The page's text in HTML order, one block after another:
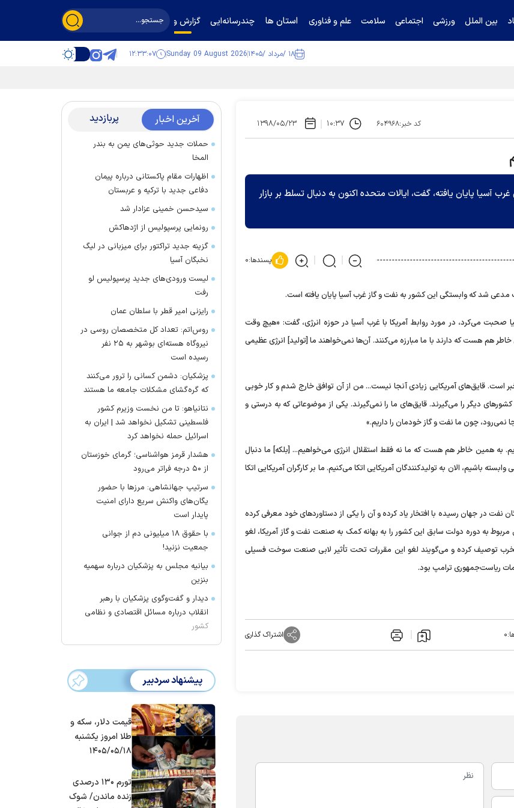
بین الملل ورزشی اجتماعی سلامت علم و فناوری استان ها چندرسانه‌ایی گزارش و گفت‌وگو
۱۸ /مرداد /۱۴۰۵ Sunday 09 August 2026 ۱۲:۳۳:۰۸
کد خبر:۶۰۴۹۶۸ ۱۰:۳۷ ۱۳۹۸/۰۵/۲۳
آسیا پایان یافته، گفت، ایالات متحده اکنون به دنبال تسلط بر بازار
پسندها:۰
شد که وابستگی این کشور به نفت و گاز غرب آسیا پایان یافته است.
صحبت می‌کرد، در مورد روابط آمریکا با غرب آسیا در حوزه انرژی، گفت: «هیچ وقت
هم هست که دارند با ما مبارزه می‌کنند. آن‌ها نمی‌خواهند ما [تولید] انرژی عظیمی
است. قایق‌های آمریکایی زیادی آنجا نیست... من از آن توافق خارج شدم و کار خوبی
دیگر را می‌گیرند. قایق‌های ما را نمی‌گیرند. یکی از موضوعاتی که به درستی و
نمی‌رود، چون ما نفت و گاز خودمان را داریم.»
به همین خاطر هم هست که ما نه فقط استقلال انرژی می‌خواهیم... [بلکه] ما دنبال
باشیم، الان به تولیدکنندگان آمریکایی اتکا می‌کنیم. ما بر کارگران آمریکایی اتکا
نفت در جهان رسیده با افتخار یاد کرده و آن را یکی از دستاوردهای خود معرفی کرده
به دوره دولت سابق این کشور را به بهانه کمک به صنعت نفت و گاز آمریکا، لغو
توصیف کرده و می‌گویند لغو این مقررات تحت تأثیر لابی صنعت سوخت فسیلی
ریاست‌جمهوری ترامپ بود.
۰ اشتراک گذاری
آخرین اخبار پربازدید
حملات جدید حوثی‌های یمن به بندر
المخا
اظهارات مقام پاکستانی درباره پیمان
دفاعی جدید با ترکیه و عربستان
سیدحسن خمینی عزادار شد
رونمایی پرسپولیس از اژدهاکش
گزینه جدید تراکتور برای میزبانی در لیگ
نخبگان آسیا
لیست ورودی‌های جدید پرسپولیس لو
رفت
رایزنی امیر قطر با سلطان عمان
روس‌اتم: تعداد کل متخصصان روسی در
نیروگاه هسته‌ای بوشهر به ۲۵ نفر
رسیده است
پزشکیان: دشمن کسانی را ترور می‌کنند
که گره‌گشای مشکلات جامعه ما هستند
نتانیاهو: تا من نخست وزیرم کشور
فلسطینی تشکیل نخواهد شد | ایران به
اسرائیل حمله نخواهد کرد
هشدار قرمز هواشناسی؛ گرمای خوزستان
از ۵۰ درجه فراتر می‌رود
سرتیپ جهانشاهی: مرز‌ها با حضور
یگان‌های واکنش سریع دارای امنیت
پایدار است
با حقوق ۱۸ میلیونی دم از جوانی
جمعیت نزنید!
بیانیه مجلس به پزشکیان درباره سهمیه
بنزین
دیدار و گفت‌وگوی پزشکیان با رهبر
انقلاب درباره مسائل اقتصادی و نظامی
کشور
پیشنهاد سردبیر
قیمت دلار، سکه و
طلا امروز یکشنبه
۱۴۰۵/۰۵/۱۸
تورم ۱۳۰ درصدی
زنده ماندن/ شوک